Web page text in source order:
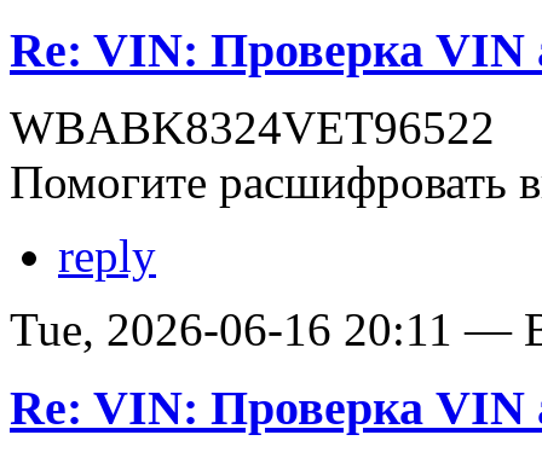
Re: VIN: Проверка VIN
WBABK8324VET96522
Помогите расшифровать
reply
Tue, 2026-06-16 20:11 —
Re: VIN: Проверка VIN